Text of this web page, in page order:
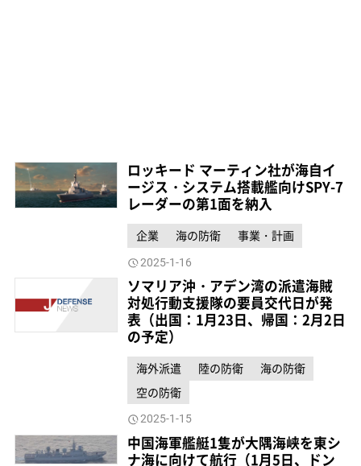
ロッキード マーティン社が海自イ
ージス・システム搭載艦向けSPY-7
レーダーの第1面を納入
企業 海の防衛 事業・計画
2025-1-16
ソマリア沖・アデン湾の派遣海賊
対処行動支援隊の要員交代日が発
表（出国：1月23日、帰国：2月2日
の予定）
海外派遣 陸の防衛
海の防衛
空の防衛
2025-1-15
中国海軍艦艇1隻が大隅海峡を東シ
ナ海に向けて航行（1月5日、ドン